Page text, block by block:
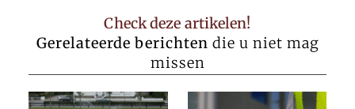
Check deze artikelen!
Gerelateerde berichten die u niet mag
missen